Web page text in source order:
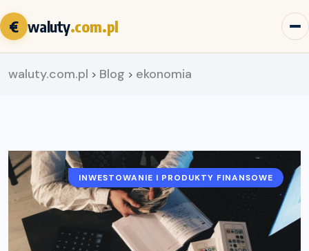
€ waluty.com.pl
waluty.com.pl > Blog > ekonomia
INWESTOWANIE I PRODUKTY FINANSOWE